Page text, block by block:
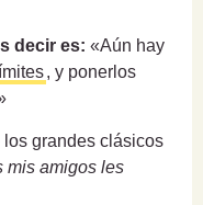
decir es: «Aún hay
, y ponerlos
grandes clásicos
mis amigos les